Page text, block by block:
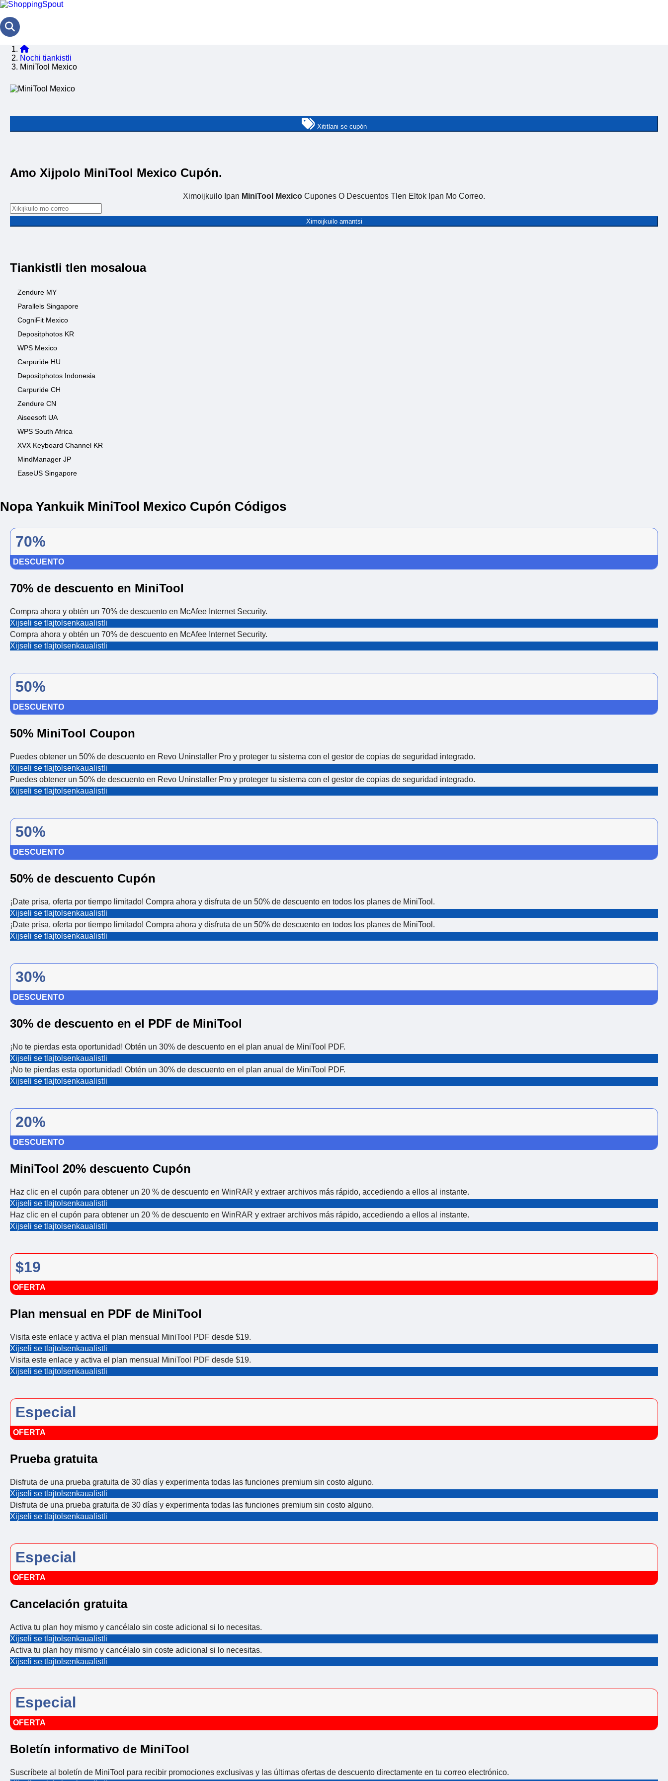
Nochi tiankistli
MiniTool Mexico
Xititlani se cupón
Amo Xijpolo MiniTool Mexico Cupón.
Ximoijkuilo Ipan MiniTool Mexico Cupones O Descuentos Tlen Eltok Ipan Mo Correo.
Ximoijkuilo amantsi
Tiankistli tlen mosaloua
Zendure MY
Parallels Singapore
CogniFit Mexico
Depositphotos KR
WPS Mexico
Carpuride HU
Depositphotos Indonesia
Carpuride CH
Zendure CN
Aiseesoft UA
WPS South Africa
XVX Keyboard Channel KR
MindManager JP
EaseUS Singapore
Nopa Yankuik MiniTool Mexico Cupón Códigos
70%
DESCUENTO
70% de descuento en MiniTool
Compra ahora y obtén un 70% de descuento en McAfee Internet Security.
Xijseli se tlajtolsenkaualistli
Compra ahora y obtén un 70% de descuento en McAfee Internet Security.
Xijseli se tlajtolsenkaualistli
50%
DESCUENTO
50% MiniTool Coupon
Puedes obtener un 50% de descuento en Revo Uninstaller Pro y proteger tu sistema con el gestor de copias de seguridad integrado.
Xijseli se tlajtolsenkaualistli
Puedes obtener un 50% de descuento en Revo Uninstaller Pro y proteger tu sistema con el gestor de copias de seguridad integrado.
Xijseli se tlajtolsenkaualistli
50%
DESCUENTO
50% de descuento Cupón
¡Date prisa, oferta por tiempo limitado! Compra ahora y disfruta de un 50% de descuento en todos los planes de MiniTool.
Xijseli se tlajtolsenkaualistli
¡Date prisa, oferta por tiempo limitado! Compra ahora y disfruta de un 50% de descuento en todos los planes de MiniTool.
Xijseli se tlajtolsenkaualistli
30%
DESCUENTO
30% de descuento en el PDF de MiniTool
¡No te pierdas esta oportunidad! Obtén un 30% de descuento en el plan anual de MiniTool PDF.
Xijseli se tlajtolsenkaualistli
¡No te pierdas esta oportunidad! Obtén un 30% de descuento en el plan anual de MiniTool PDF.
Xijseli se tlajtolsenkaualistli
20%
DESCUENTO
MiniTool 20% descuento Cupón
Haz clic en el cupón para obtener un 20 % de descuento en WinRAR y extraer archivos más rápido, accediendo a ellos al instante.
Xijseli se tlajtolsenkaualistli
Haz clic en el cupón para obtener un 20 % de descuento en WinRAR y extraer archivos más rápido, accediendo a ellos al instante.
Xijseli se tlajtolsenkaualistli
$19
OFERTA
Plan mensual en PDF de MiniTool
Visita este enlace y activa el plan mensual MiniTool PDF desde $19.
Xijseli se tlajtolsenkaualistli
Visita este enlace y activa el plan mensual MiniTool PDF desde $19.
Xijseli se tlajtolsenkaualistli
Especial
OFERTA
Prueba gratuita
Disfruta de una prueba gratuita de 30 días y experimenta todas las funciones premium sin costo alguno.
Xijseli se tlajtolsenkaualistli
Disfruta de una prueba gratuita de 30 días y experimenta todas las funciones premium sin costo alguno.
Xijseli se tlajtolsenkaualistli
Especial
OFERTA
Cancelación gratuita
Activa tu plan hoy mismo y cancélalo sin coste adicional si lo necesitas.
Xijseli se tlajtolsenkaualistli
Activa tu plan hoy mismo y cancélalo sin coste adicional si lo necesitas.
Xijseli se tlajtolsenkaualistli
Especial
OFERTA
Boletín informativo de MiniTool
Suscríbete al boletín de MiniTool para recibir promociones exclusivas y las últimas ofertas de descuento directamente en tu correo electrónico.